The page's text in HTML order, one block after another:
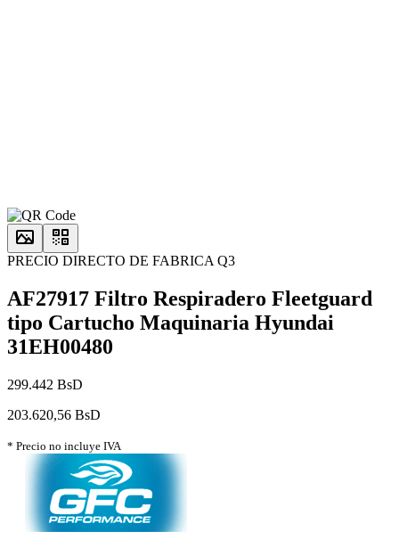
PRECIO DIRECTO DE FABRICA Q3
AF27917 Filtro Respiradero Fleetguard
tipo Cartucho Maquinaria Hyundai
31EH00480
299.442 BsD
203.620,56 BsD
* Precio no incluye IVA